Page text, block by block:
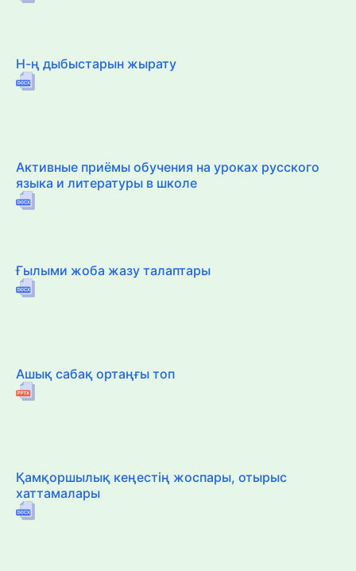
Н-ң дыбыстарын жырату
Активные приёмы обучения на уроках русского
языка и литературы в школе
Ғылыми жоба жазу талаптары
Ашық сабақ ортаңғы топ
Қамқоршылық кеңестің жоспары, отырыс
хаттамалары